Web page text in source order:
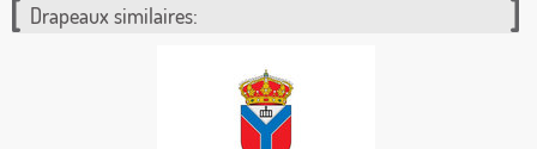
Drapeaux similaires: